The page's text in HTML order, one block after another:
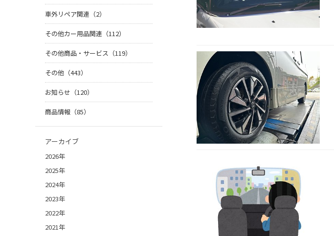
車外リペア関連（2）
その他カー用品関連（112）
その他商品・サービス（119）
その他（443）
お知らせ（120）
商品情報（85）
アーカイブ
2026年
2025年
2024年
2023年
2022年
2021年